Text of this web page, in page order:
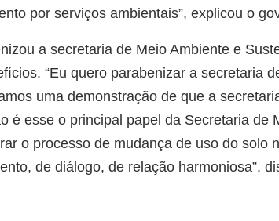
por serviços ambientais”, explicou o
a secretaria de Meio Ambiente e
“Eu quero parabenizar a secretaria
uma demonstração de que a
é esse o principal papel da Secretaria de
o processo de mudança de uso do solo
de diálogo, de relação harmoniosa”,